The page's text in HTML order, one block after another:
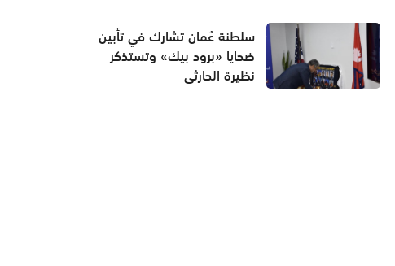
سلطنة عُمان تشارك في تأبين
ضحايا «برود بيك» وتستذكر
نظيرة الحارثي